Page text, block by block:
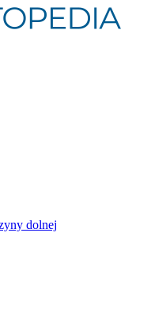
dolnej